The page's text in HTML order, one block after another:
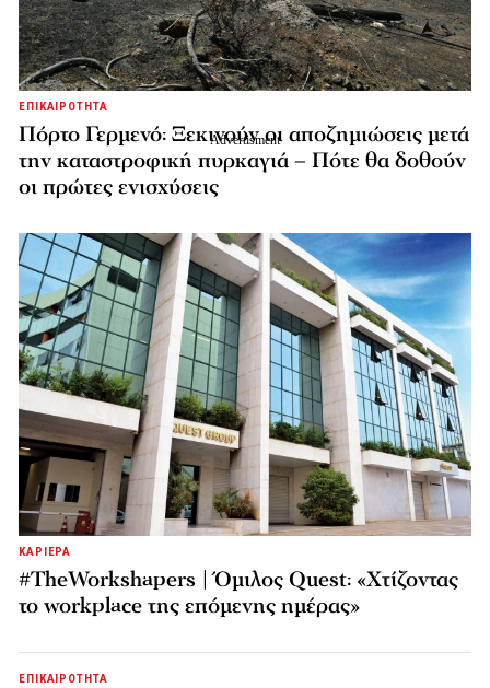
ΕΠΙΚΑΙΡΟΤΗΤΑ
Πόρτο Γερμενό: Ξεκινούν οι αποζημιώσεις μετά
την καταστροφική πυρκαγιά – Πότε θα δοθούν
οι πρώτες ενισχύσεις
ΚΑΡΙΕΡΑ
#TheWorkshapers | Όμιλος Quest: «Χτίζοντας
το workplace της επόμενης ημέρας»
ΕΠΙΚΑΙΡΟΤΗΤΑ